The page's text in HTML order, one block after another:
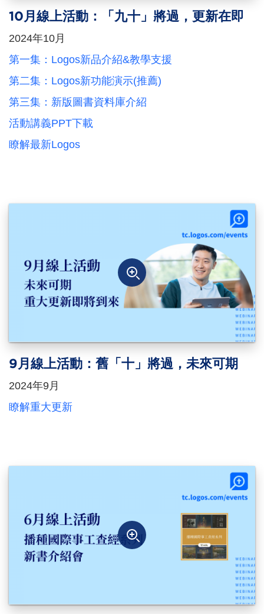
10月線上活動：「九十」將過，更新在即
2024年10月
第一集：Logos新品介紹&教學支援
第二集：Logos新功能演示(推薦)
第三集：新版圖書資料庫介紹
活動講義PPT下載
瞭解最新Logos
9月線上活動：舊「十」將過，未來可期
2024年9月
瞭解重大更新